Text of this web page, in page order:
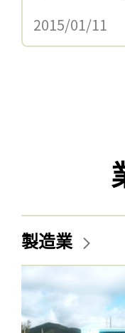
2015/01/11
製造業